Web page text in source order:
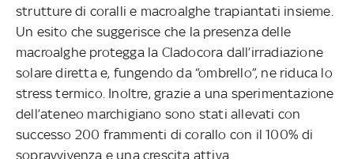
strutture di coralli e macroalghe trapiantati insieme.
Un esito che suggerisce che la presenza delle
macroalghe protegga la Cladocora dall’irradiazione
solare diretta e, fungendo da “ombrello”, ne riduca lo
stress termico. Inoltre, grazie a una sperimentazione
dell’ateneo marchigiano sono stati allevati con
successo 200 frammenti di corallo con il 100% di
sopravvivenza e una crescita attiva.